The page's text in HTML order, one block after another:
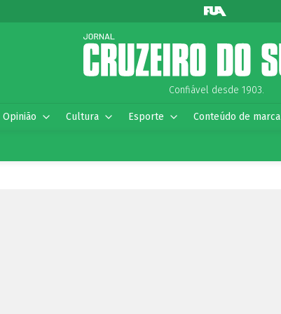
Confiável desde 1903.
Opinião Cultura Esporte Conteúdo de marca